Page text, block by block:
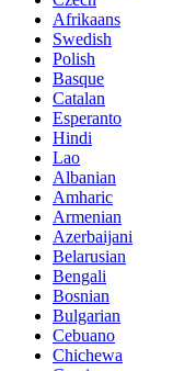
Afrikaans
Swedish
Polish
Basque
Catalan
Esperanto
Hindi
Lao
Albanian
Amharic
Armenian
Azerbaijani
Belarusian
Bengali
Bosnian
Bulgarian
Cebuano
Chichewa